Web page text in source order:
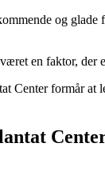
og
en faktor, der
Center formår